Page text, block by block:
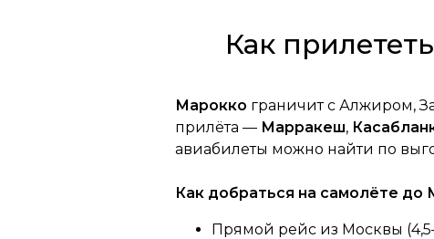
Как
Марокко граничит с Алжиром,
прилёта — Марракеш,
авиабилеты можно найти по
Как добраться на самолёте
Прямой рейс из Москвы